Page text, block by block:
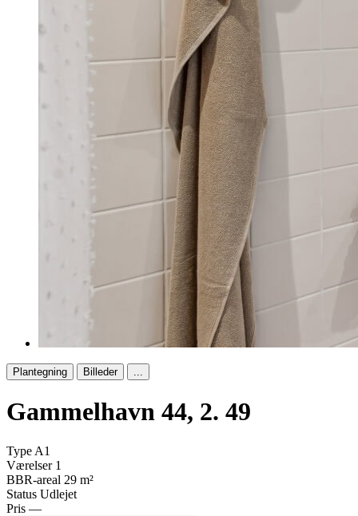
Plantegning Billeder ...
Gammelhavn 44, 2. 49
Type A1
Værelser 1
BBR-areal 29 m²
Status Udlejet
Pris —